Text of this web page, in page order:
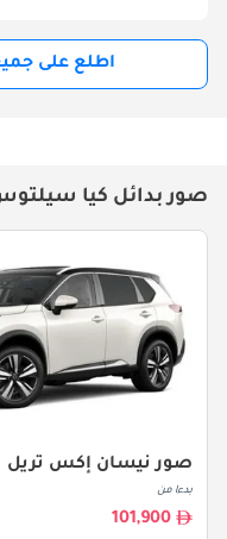
اطلع على
صور بدائل كيا
صور نيسان إكس تريل
بدءا من
101,900